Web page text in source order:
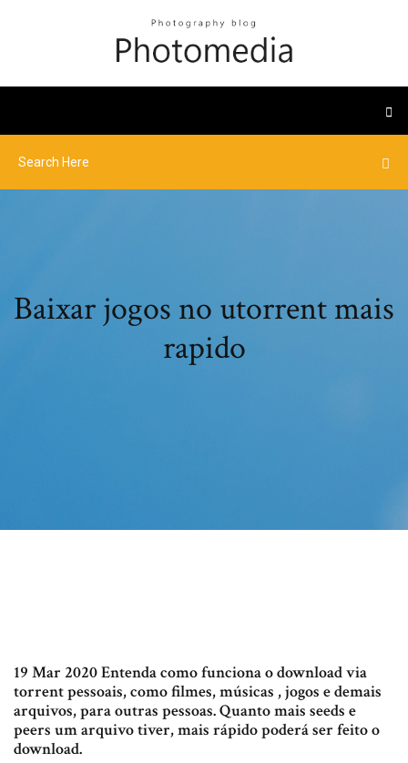
Baixar jogos no utorrent mais
rapido
19 Mar 2020 Entenda como funciona o download via
torrent pessoais, como filmes, músicas , jogos e demais
arquivos, para outras pessoas. Quanto mais seeds e
peers um arquivo tiver, mais rápido poderá ser feito o
download.